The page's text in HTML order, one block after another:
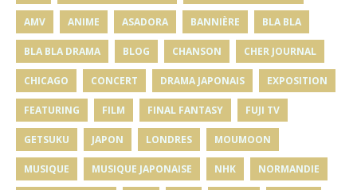
AMV ANIME ASADORA BANNIÈRE BLA BLA
BLA BLA DRAMA BLOG CHANSON CHER JOURNAL
CHICAGO CONCERT DRAMA JAPONAIS EXPOSITION
FEATURING FILM FINAL FANTASY FUJI TV
GETSUKU JAPON LONDRES MOUMOON
MUSIQUE MUSIQUE JAPONAISE NHK NORMANDIE